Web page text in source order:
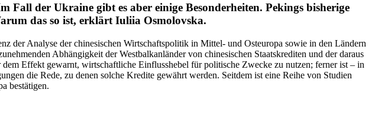
der Ukraine gibt es aber einige Beson­der­hei­ten. Pekings bis­he­rige
das so ist, erklärt Iuliia Osmolovska.
der Analyse der chi­ne­si­schen Wirt­schafts­po­li­tik in Mittel- und Ost­eu­ropa sowie in den Ländern
Abhän­gig­keit der West­bal­kan­län­der von chi­ne­si­schen Staats­kre­di­ten und der daraus
Effekt gewarnt, wirt­schaft­li­che Ein­fluss­he­bel für poli­ti­sche Zwecke zu nutzen; ferner ist – in
die Rede, zu denen solche Kredite gewährt werden. Seitdem ist eine Reihe von Studien
bestätigen.